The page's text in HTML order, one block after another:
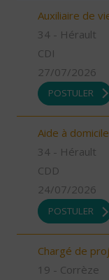
Auxiliaire de
34 - Hérault
CDI
27/07/2026
POSTULER
Aide à
34 - Hérault
CDD
24/07/2026
POSTULER
Chargé de
19 - Corrèze